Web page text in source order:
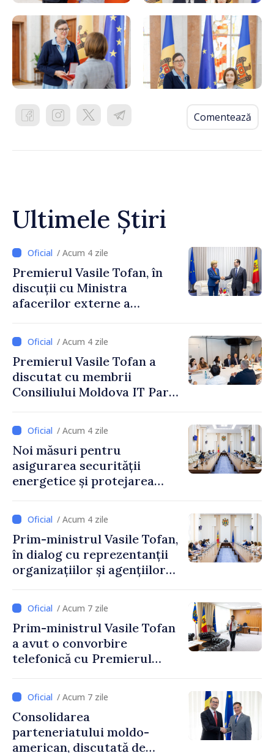
Comentează
Ultimele Știri
/ Acum 4 zile
Premierul Vasile Tofan, în
discuții cu Ministra
afacerilor externe a
/ Acum 4 zile
Premierul Vasile Tofan a
discutat cu membrii
Consiliului Moldova IT Park:
industriei IT”
/ Acum 4 zile
Noi măsuri pentru
asigurarea securității
energetice și protejarea
de CNMC
/ Acum 4 zile
Prim-ministrul Vasile Tofan,
în dialog cu reprezentanții
organizațiilor și agențiilor
Moldova
/ Acum 7 zile
Prim-ministrul Vasile Tofan
a avut o convorbire
telefonică cu Premierul
/ Acum 7 zile
Consolidarea
parteneriatului moldo-
american, discutată de